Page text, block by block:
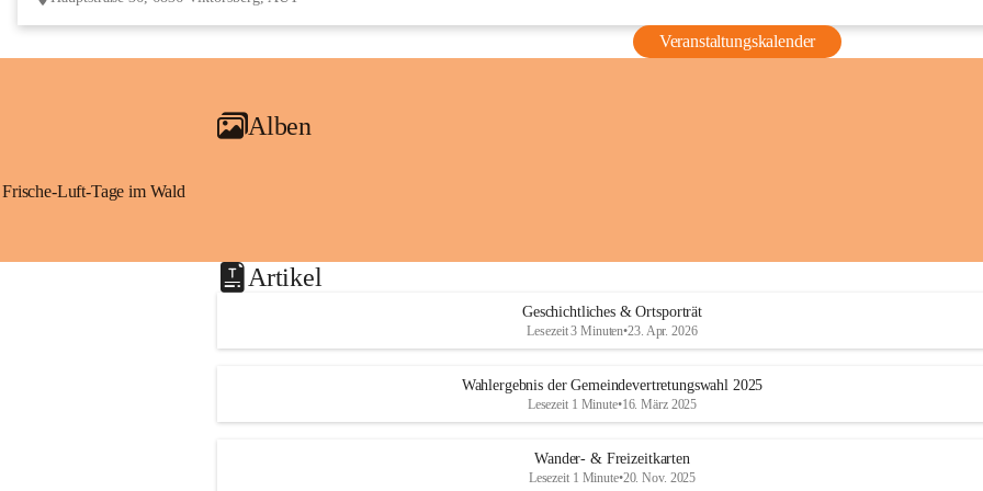
Veranstaltungskalender
Alben
Frische-Luft-Tage im Wald
Artikel
Geschichtliches & Ortsporträt
Lesezeit 3 Minuten•23. Apr. 2026
Wahlergebnis der Gemeindevertretungswahl 2025
Lesezeit 1 Minute•16. März 2025
Wander- & Freizeitkarten
Lesezeit 1 Minute•20. Nov. 2025